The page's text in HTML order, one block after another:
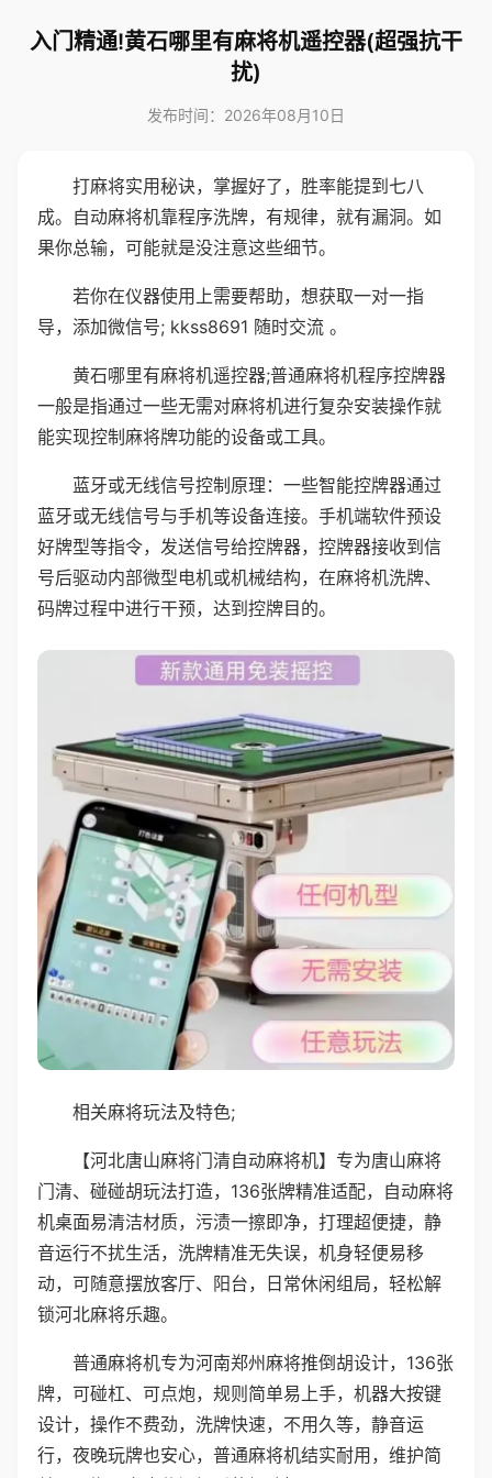
入门精通!黄石哪里有麻将机遥控器(超强抗干
扰)
发布时间：2026年08月10日
打麻将实用秘诀，掌握好了，胜率能提到七八
成。自动麻将机靠程序洗牌，有规律，就有漏洞。如
果你总输，可能就是没注意这些细节。
若你在仪器使用上需要帮助，想获取一对一指
导，添加微信号; kkss8691 随时交流 。
黄石哪里有麻将机遥控器;普通麻将机程序控牌器
一般是指通过一些无需对麻将机进行复杂安装操作就
能实现控制麻将牌功能的设备或工具。
蓝牙或无线信号控制原理：一些智能控牌器通过
蓝牙或无线信号与手机等设备连接。手机端软件预设
好牌型等指令，发送信号给控牌器，控牌器接收到信
号后驱动内部微型电机或机械结构，在麻将机洗牌、
码牌过程中进行干预，达到控牌目的。
相关麻将玩法及特色;
【河北唐山麻将门清自动麻将机】专为唐山麻将
门清、碰碰胡玩法打造，136张牌精准适配，自动麻将
机桌面易清洁材质，污渍一擦即净，打理超便捷，静
音运行不扰生活，洗牌精准无失误，机身轻便易移
动，可随意摆放客厅、阳台，日常休闲组局，轻松解
锁河北麻将乐趣。
普通麻将机专为河南郑州麻将推倒胡设计，136张
牌，可碰杠、可点炮，规则简单易上手，机器大按键
设计，操作不费劲，洗牌快速，不用久等，静音运
行，夜晚玩牌也安心，普通麻将机结实耐用，维护简